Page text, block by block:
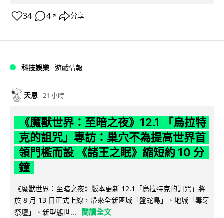
34 4 ↗ 分享
科技娛樂 遊戲情報
天恩 21 小時
《魔獸世界：至暗之夜》12.1 「烏拉特
克的詛咒」專訪：巢穴不為提高世界首
領門檻而設 《諸王之眠》縮短約 10 分
鐘
《魔獸世界：至暗之夜》版本更新 12.1「烏拉特克的詛咒」將
於 8 月 13 日正式上線，帶來全新區域「盤蛇島」、地城「毒牙
祭壇」、新型態世...
閱讀全文